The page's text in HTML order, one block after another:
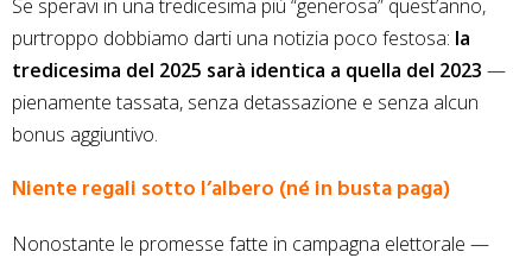
Se speravi in una tredicesima più “generosa” quest’anno,
purtroppo dobbiamo darti una notizia poco festosa: la
tredicesima del 2025 sarà identica a quella del 2023 —
pienamente tassata, senza detassazione e senza alcun
bonus aggiuntivo.
Niente regali sotto l’albero (né in busta paga)
Nonostante le promesse fatte in campagna elettorale —